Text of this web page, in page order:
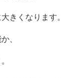
きくなります。
、